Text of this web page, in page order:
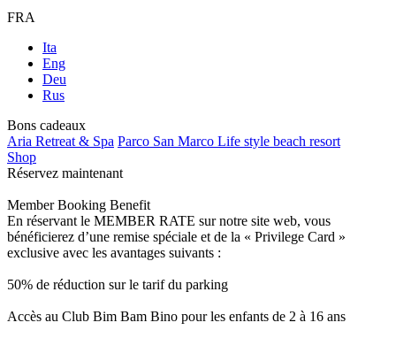
FRA
Ita
Eng
Deu
Rus
Bons cadeaux
Aria Retreat & Spa Parco San Marco Life style beach resort
Shop
Réservez maintenant
Member Booking Benefit
En réservant le MEMBER RATE sur notre site web, vous
bénéficierez d’une remise spéciale et de la « Privilege Card »
exclusive avec les avantages suivants :
50% de réduction sur le tarif du parking
Accès au Club Bim Bam Bino pour les enfants de 2 à 16 ans